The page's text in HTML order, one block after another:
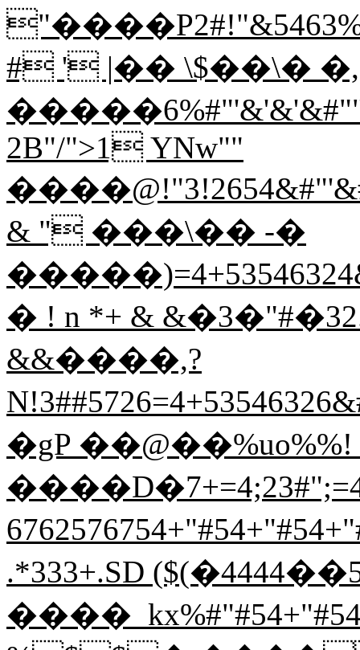
# ' |�� \$��\� �,
2B"/">1 YNw""
& " ���\�� -�
� ! n *+ &
&&����,?
�gP
.*333+.SD